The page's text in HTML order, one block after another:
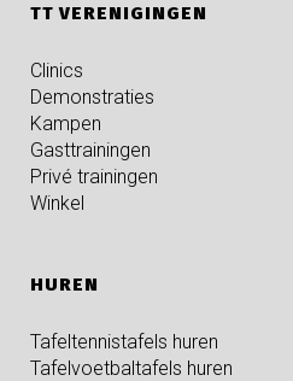
TT VERENIGINGEN
Clinics
Demonstraties
Kampen
Gasttrainingen
Privé trainingen
Winkel
HUREN
Tafeltennistafels huren
Tafelvoetbaltafels huren